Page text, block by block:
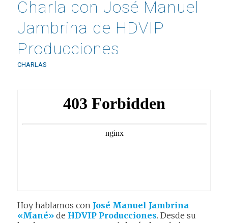
Charla con José Manuel
Jambrina de HDVIP
Producciones
CHARLAS
Hoy hablamos con José Manuel Jambrina
«Mané»de HDVIP Producciones. Desde su